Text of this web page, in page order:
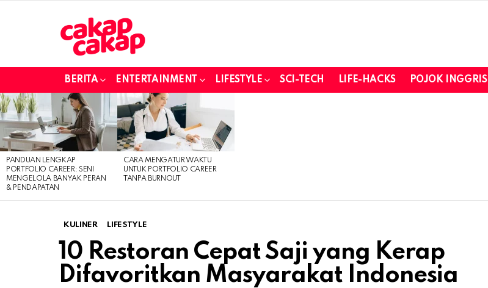
BERITA ENTERTAINMENT LIFESTYLE SCI-TECH LIFE-HACKS POJOK INGGRIS
LATEST
STORIES
PANDUAN LENGKAP
PORTFOLIO CAREER: SENI
MENGELOLA BANYAK PERAN
& PENDAPATAN
CARA MENGATUR WAKTU
UNTUK PORTFOLIO CAREER
TANPA BURNOUT
KULINER LIFESTYLE
10 Restoran Cepat Saji yang Kerap
Difavoritkan Masyarakat Indonesia